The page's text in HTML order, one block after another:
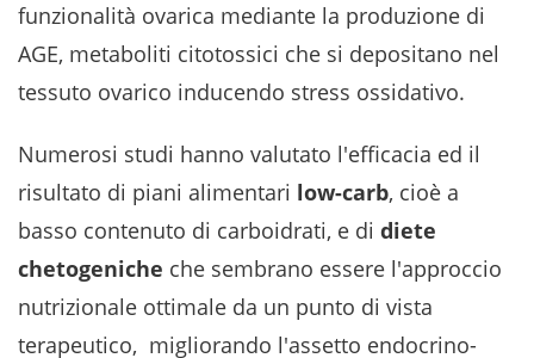
funzionalità ovarica mediante la produzione di
AGE, metaboliti citotossici che si depositano nel
tessuto ovarico inducendo stress ossidativo.
Numerosi studi hanno valutato l'efficacia ed il
risultato di piani alimentari low-carb, cioè a
basso contenuto di carboidrati, e di diete
chetogeniche che sembrano essere l'approccio
nutrizionale ottimale da un punto di vista
terapeutico, migliorando l'assetto endocrino-